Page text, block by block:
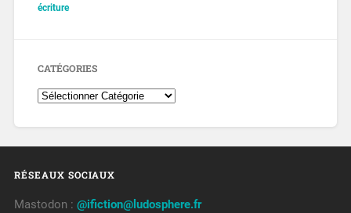
écriture
CATÉGORIES
RÉSEAUX SOCIAUX
Mastodon : @ifiction@ludosphere.fr